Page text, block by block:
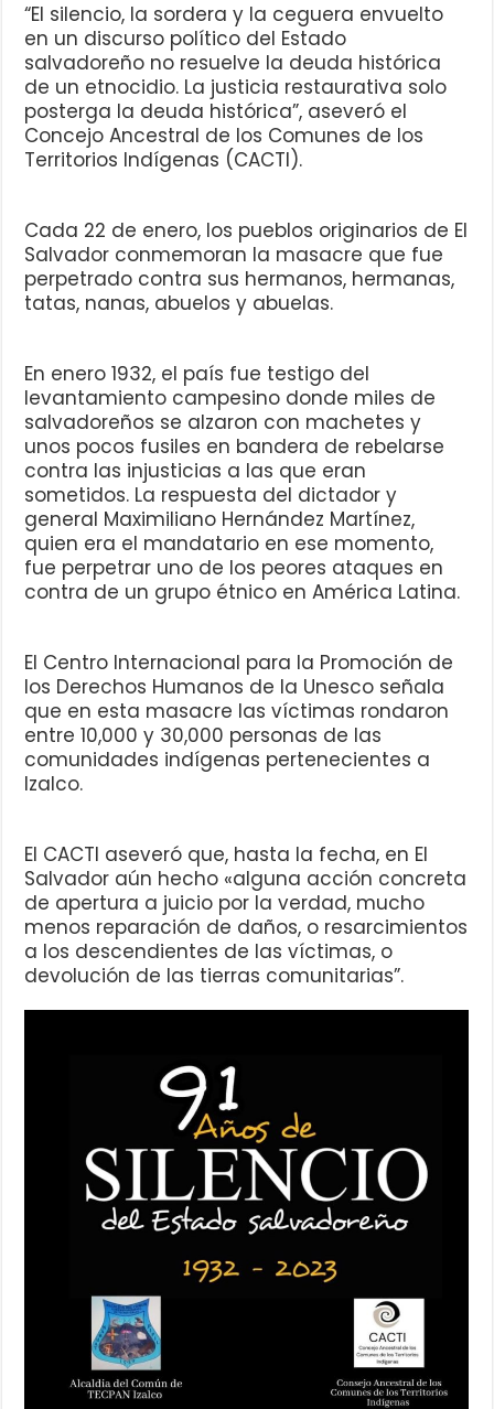
“El silencio, la sordera y la ceguera envuelto
en un discurso político del Estado
salvadoreño no resuelve la deuda histórica
de un etnocidio. La justicia restaurativa solo
posterga la deuda histórica”, aseveró el
Concejo Ancestral de los Comunes de los
Territorios Indígenas (CACTI).
Cada 22 de enero, los pueblos originarios de El
Salvador conmemoran la masacre que fue
perpetrado contra sus hermanos, hermanas,
tatas, nanas, abuelos y abuelas.
En enero 1932, el país fue testigo del
levantamiento campesino donde miles de
salvadoreños se alzaron con machetes y
unos pocos fusiles en bandera de rebelarse
contra las injusticias a las que eran
sometidos. La respuesta del dictador y
general Maximiliano Hernández Martínez,
quien era el mandatario en ese momento,
fue perpetrar uno de los peores ataques en
contra de un grupo étnico en América Latina.
El Centro Internacional para la Promoción de
los Derechos Humanos de la Unesco señala
que en esta masacre las víctimas rondaron
entre 10,000 y 30,000 personas de las
comunidades indígenas pertenecientes a
Izalco.
El CACTI aseveró que, hasta la fecha, en El
Salvador aún hecho «alguna acción concreta
de apertura a juicio por la verdad, mucho
menos reparación de daños, o resarcimientos
a los descendientes de las víctimas, o
devolución de las tierras comunitarias”.